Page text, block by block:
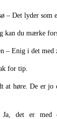
– Det lyder som
kan du mærke
– Enig i det med
for tip.
at høre. De er
det er med